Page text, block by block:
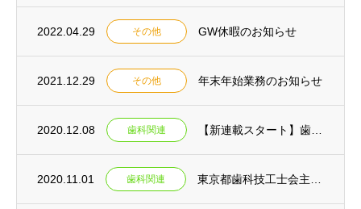
2022.04.29 その他 GW休暇のお知らせ
2021.12.29 その他 年末年始業務のお知らせ
2020.12.08 歯科関連
2020.11.01 歯科関連